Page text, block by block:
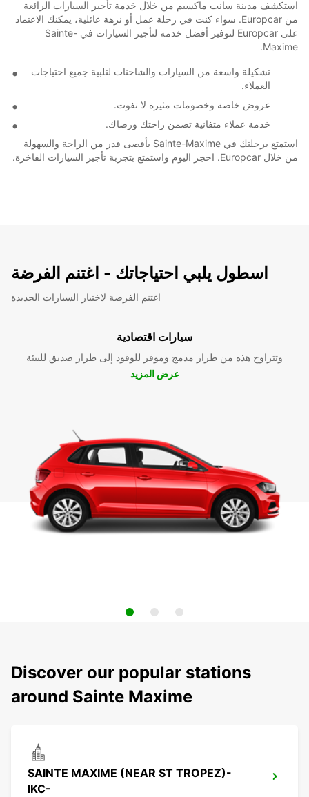
استكشف مدينة سانت ماكسيم من خلال خدمة تأجير السيارات الرائعة
من Europcar. سواء كنت في رحلة عمل أو نزهة عائلية، يمكنك الاعتماد
على Europcar لتوفير أفضل خدمة لتأجير السيارات في Sainte-
Maxime.
تشكيلة واسعة من السيارات والشاحنات لتلبية جميع احتياجات
العملاء.
عروض خاصة وخصومات مثيرة لا تفوت.
خدمة عملاء متفانية تضمن راحتك ورضاك.
استمتع برحلتك في Sainte-Maxime بأقصى قدر من الراحة والسهولة
من خلال Europcar. احجز اليوم واستمتع بتجربة تأجير السيارات الفاخرة.
اسطول يلبي احتياجاتك - اغتنم الفرضة
اغتنم الفرصة لاختبار السيارات الجديدة
سيارات اقتصادية
وتتراوح هذه من طراز مدمج وموفر للوقود إلى طراز صديق للبيئة
عرض المزيد
Discover our popular stations
around Sainte Maxime
SAINTE MAXIME (NEAR ST TROPEZ)-
IKC-